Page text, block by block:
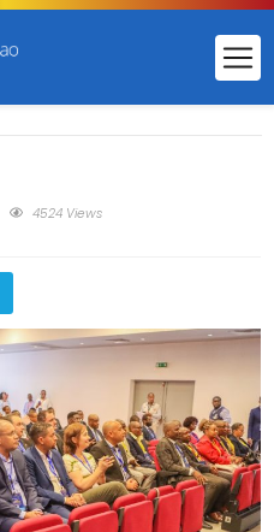
4524 Views